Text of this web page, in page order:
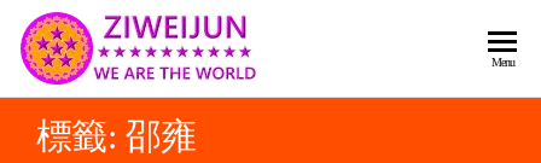
紫薇
Menu
標籤: 邵雍